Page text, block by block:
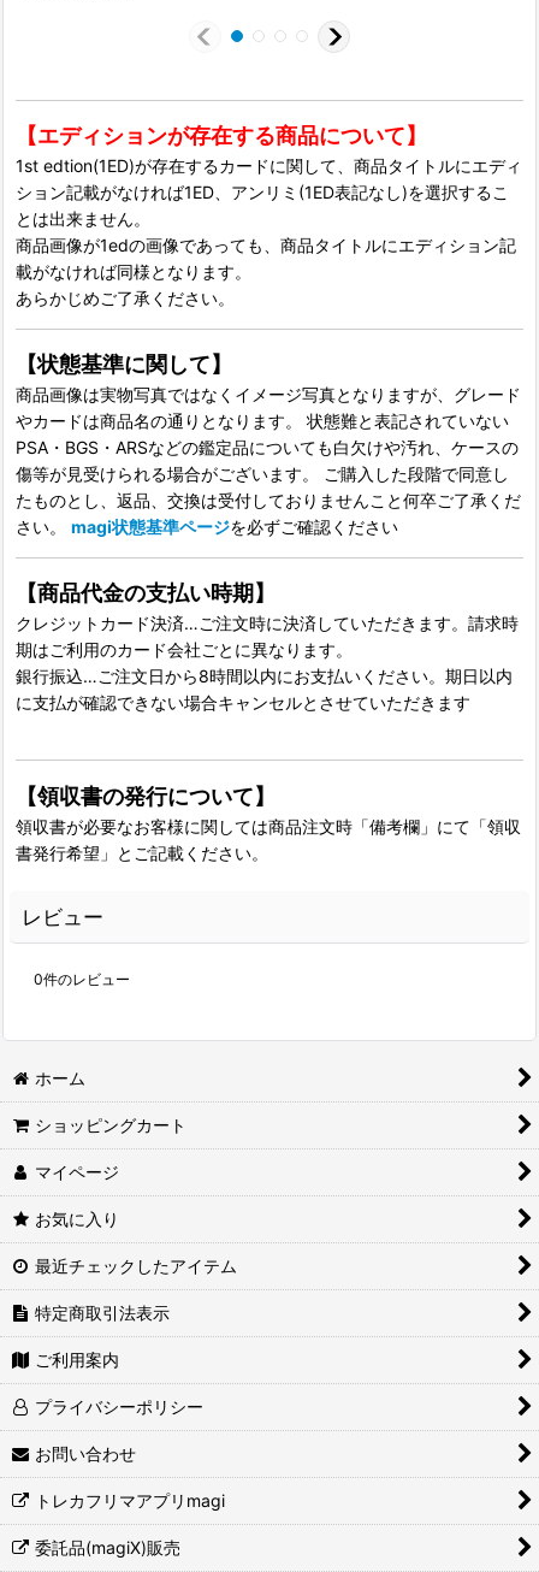
【エディションが存在する商品について】
1st edtion(1ED)が存在するカードに関して、商品タイトルにエディ
ション記載がなければ1ED、アンリミ(1ED表記なし)を選択するこ
とは出来ません。
商品画像が1edの画像であっても、商品タイトルにエディション記
載がなければ同様となります。
あらかじめご了承ください。
【状態基準に関して】
商品画像は実物写真ではなくイメージ写真となりますが、グレード
やカードは商品名の通りとなります。 状態難と表記されていない
PSA・BGS・ARSなどの鑑定品についても白欠けや汚れ、ケースの
傷等が見受けられる場合がございます。 ご購入した段階で同意し
たものとし、返品、交換は受付しておりませんこと何卒ご了承くだ
さい。 magi状態基準ページを必ずご確認ください
【商品代金の支払い時期】
クレジットカード決済…ご注文時に決済していただきます。請求時
期はご利用のカード会社ごとに異なります。
銀行振込…ご注文日から8時間以内にお支払いください。期日以内
に支払が確認できない場合キャンセルとさせていただきます
【領収書の発行について】
領収書が必要なお客様に関しては商品注文時「備考欄」にて「領収
書発行希望」とご記載ください。
レビュー
0件のレビュー
ホーム
ショッピングカート
マイページ
お気に入り
最近チェックしたアイテム
特定商取引法表示
ご利用案内
プライバシーポリシー
お問い合わせ
トレカフリマアプリmagi
委託品(magiX)販売